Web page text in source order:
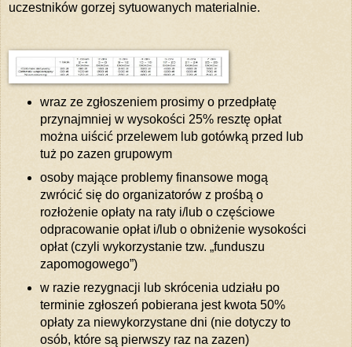
uczestników gorzej sytuowanych materialnie.
wraz ze zgłoszeniem prosimy o przedpłatę
przynajmniej w wysokości 25% resztę opłat
można uiścić przelewem lub gotówką przed lub
tuż po zazen grupowym
osoby mające problemy finansowe mogą
zwrócić się do organizatorów z prośbą o
rozłożenie opłaty na raty i/lub o częściowe
odpracowanie opłat i/lub o obniżenie wysokości
opłat (czyli wykorzystanie tzw. „funduszu
zapomogowego”)
w razie rezygnacji lub skrócenia udziału po
terminie zgłoszeń pobierana jest kwota 50%
opłaty za niewykorzystane dni (nie dotyczy to
osób, które są pierwszy raz na zazen)